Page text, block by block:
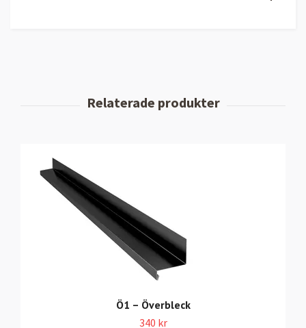
Ö1 – Överbleck
340 kr